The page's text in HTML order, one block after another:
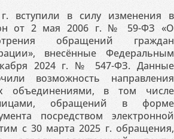
вступили в силу изменения в
от 2 мая 2006 г. № 59-ФЗ «О
обращений граждан
внесённые Федеральным
2024 г. № 547-ФЗ. Данные
возможность направления
объединениями, в том числе
обращений в форме
посредством электронной
с 30 марта 2025 г. обращения,